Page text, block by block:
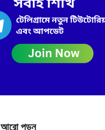
আরো পড়ুন